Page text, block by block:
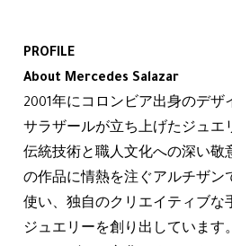
PROFILE
About Mercedes Salazar
2001年にコロンビア出身のデザ
サラザールが立ち上げたジュエ
伝統技術と職人文化への深い敬
の作品に情熱を注ぐアルチザン
使い、独自のクリエイティブな
ジュエリーを創り出しています